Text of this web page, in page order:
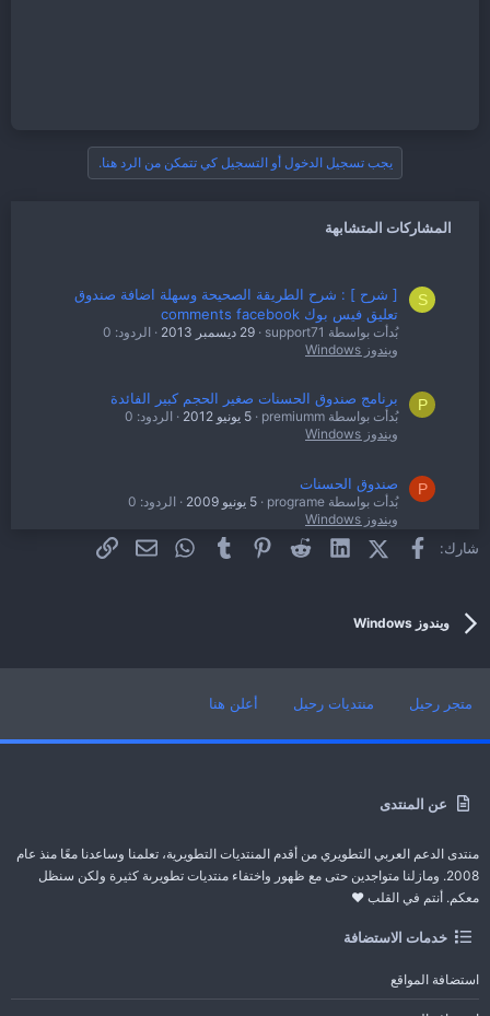
يجب تسجيل الدخول أو التسجيل كي تتمكن من الرد هنا.
المشاركات المتشابهة
S
[ شرح ] : شرح الطريقة الصحيحة وسهلة اضافة صندوق
تعليق فيس بوك comments facebook
بُدأت بواسطة support71 29 ديسمبر 2013
الردود: 0
ويندوز Windows
P برنامج صندوق الحسنات صغير الحجم كبير الفائدة
بُدأت بواسطة premiumm 5 يونيو 2012
الردود: 0
ويندوز Windows
P صندوق الحسنات
بُدأت بواسطة programe 5 يونيو 2009
الردود: 0
ويندوز Windows
ويندوز Windows
شارك: فيسبوكX (Twitter)
LinkedIn
Reddit
Pinterest
Tumblr
WhatsAppالبريد الإلكتروني
الرابط
ويندوز Windows
عن المنتدى
منتدى الدعم العربي التطويري من أقدم المنتديات التطويرية، تعلمنا وساعدنا معًا منذ عام
2008. ومازلنا متواجدين حتى مع ظهور واختفاء منتديات تطويرىة كثيرة ولكن سنظل
معكم. أنتم في القلب ❤️
خدمات الاستضافة
استضافة المواقع
متجر رحيل منتديات رحيل أعلن هنا